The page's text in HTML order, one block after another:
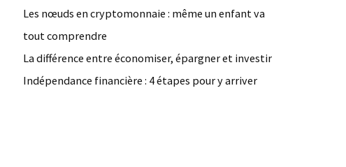
Les nœuds en cryptomonnaie : même un enfant va
tout comprendre
La différence entre économiser, épargner et investir
Indépendance financière : 4 étapes pour y arriver